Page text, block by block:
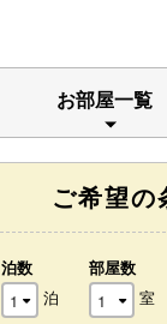
お部屋一覧
ご希望の
泊数
泊
部屋数
室